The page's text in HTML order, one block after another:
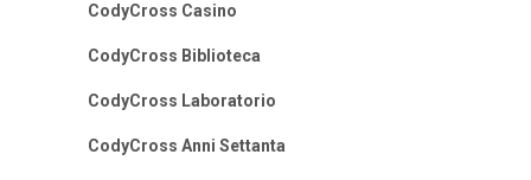
CodyCross Casino
CodyCross Biblioteca
CodyCross Laboratorio
CodyCross Anni Settanta